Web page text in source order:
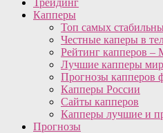
Капперы
Топ самых
Честные каперы в
Рейтинг капперов –
Лучшие капперы
Прогнозы капперов
Капперы России
Сайты капперов
Капперы лучшие и
Прогнозы